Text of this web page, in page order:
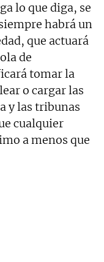
lo que diga, se
habrá un
que actuará
de
tomar la
o cargar las
y las tribunas
cualquier
a menos que